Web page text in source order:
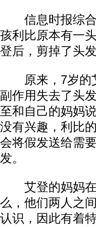
信息时报综合
孩利比原本有一
登后，剪掉了头发
原来，7岁的艾
副作用失去了头
至和自己的妈妈
没有兴趣，利比
会将假发送给需
发。
艾登的妈妈在
么，他们两人之
认识，因此有着